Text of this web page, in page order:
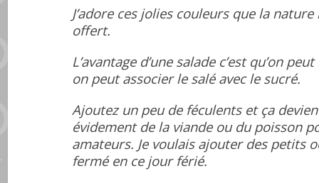
J’adore ces jolies couleurs que la
offert.
L’avantage d’une salade c’est qu’on
on peut associer le salé avec le sucré.
Ajoutez un peu de féculents et ça
évidement de la viande ou du poisson
amateurs. Je voulais ajouter des petits
fermé en ce jour férié.